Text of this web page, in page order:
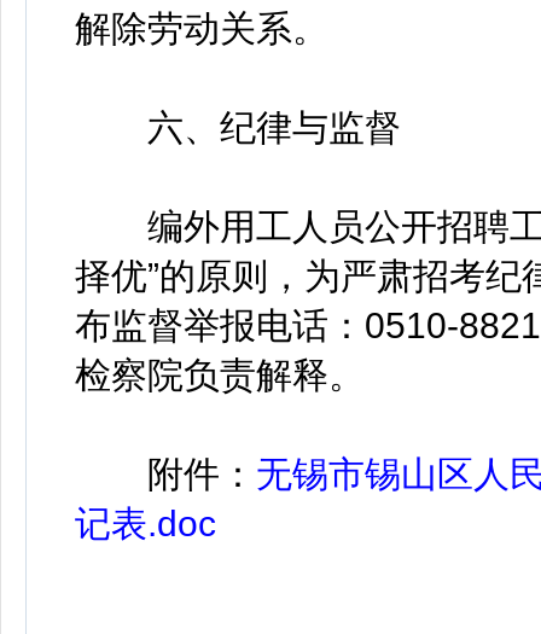
解除劳动关系。
六、纪律与监督
编外用工人员公开招聘工
择优”的原则，为严肃招考
布监督举报电话：0510-
检察院负责解释。
附件： 无锡市锡山区人
记表.doc